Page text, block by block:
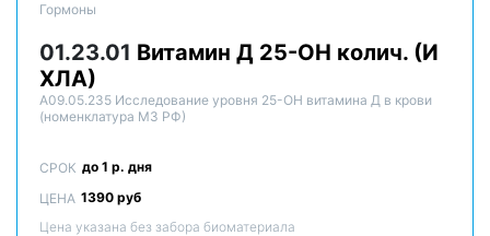
Гормоны
01.23.01 Витамин Д 25-ОН колич. (И
ХЛА)
A09.05.235 Исследование уровня 25-OH витамина Д в крови
(номенклатура МЗ РФ)
СРОК до 1 р. дня
ЦЕНА 1390 руб
Цена указана без забора биоматериала